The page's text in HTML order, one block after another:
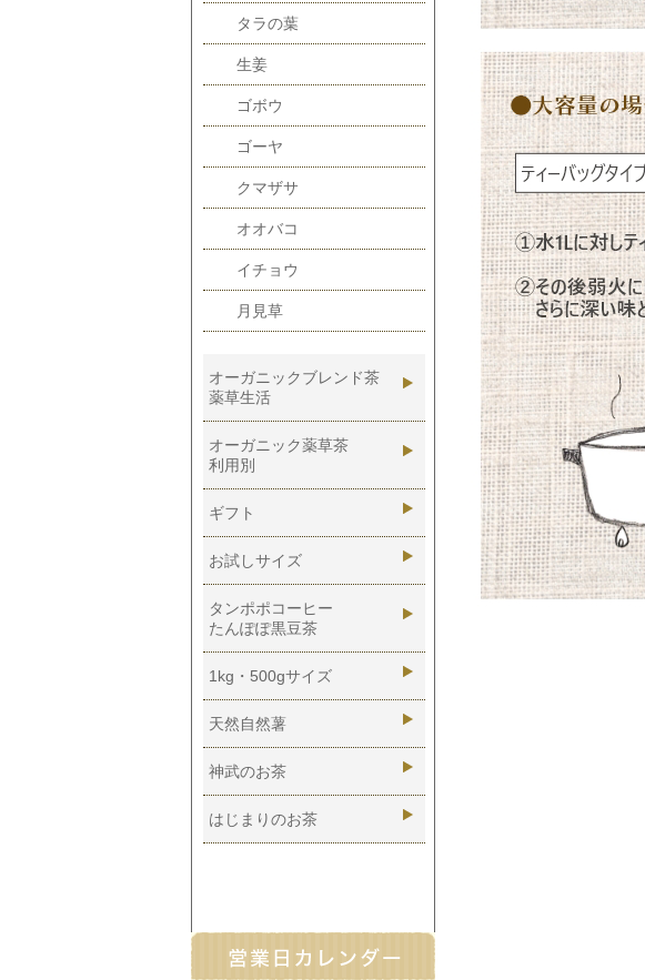
タラの葉
生姜
ゴボウ
ゴーヤ
クマザサ
オオバコ
イチョウ
月見草
オーガニックブレンド茶
薬草生活
あったか生活
するする生活
ゆっくり生活
ひきしめ生活
オーガニック薬草茶
利用別
血糖値
血圧
物忘れ
咳・痰
美容
ダイエット
ストレス
結石
ギフト
お試しサイズ
タンポポコーヒー
たんぽぽ黒豆茶
1kg・500gサイズ
天然自然薯
神武のお茶
はじまりのお茶